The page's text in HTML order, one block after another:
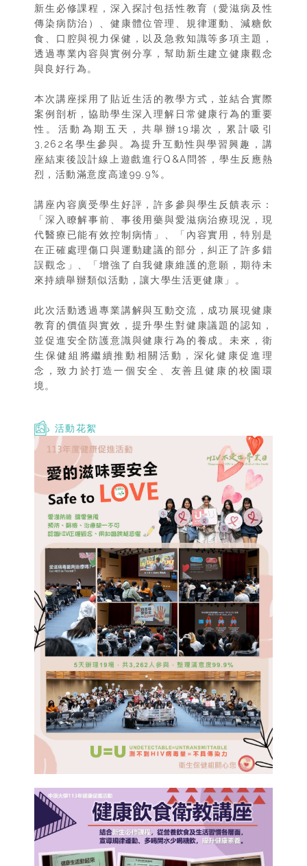
新生必修課程，深入探討包括性教育（愛滋病及性
傳染病防治）、健康體位管理、規律運動、減糖飲
食、口腔與視力保健，以及急救知識等多項主題，
透過專業內容與實例分享，幫助新生建立健康觀念
與良好行為。
本次講座採用了貼近生活的教學方式，並結合實際
案例剖析，協助學生深入理解日常健康行為的重要
性。活動為期五天，共舉辦19場次，累計吸引
3,262名學生參與。為提升互動性與學習興趣，講
座結束後設計線上遊戲進行Q&A問答，學生反應熱
烈，活動滿意度高達99.9%。
講座內容廣受學生好評，許多參與學生反饋表示：
「深入瞭解事前、事後用藥與愛滋病治療現況，現
代醫療已能有效控制病情」、「內容實用，特別是
在正確處理傷口與運動建議的部分，糾正了許多錯
誤觀念」、「增強了自我健康維護的意願，期待未
來持續舉辦類似活動，讓大學生活更健康」。
此次活動透過專業講解與互動交流，成功展現健康
教育的價值與實效，提升學生對健康議題的認知，
並促進安全防護意識與健康行為的養成。未來，衛
生保健組將繼續推動相關活動，深化健康促進理
念，致力於打造一個安全、友善且健康的校園環
境。
活動花絮